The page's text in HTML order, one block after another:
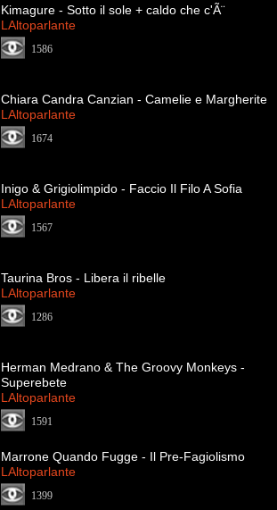
Kimagure - Sotto il sole + caldo che c'Ã¨
LAltoparlante
1586
Chiara Candra Canzian - Camelie e Margherite
LAltoparlante
1674
Inigo & Grigiolimpido - Faccio Il Filo A Sofia
LAltoparlante
1567
Taurina Bros - Libera il ribelle
LAltoparlante
1286
Herman Medrano & The Groovy Monkeys -
Superebete
LAltoparlante
1591
Marrone Quando Fugge - Il Pre-Fagiolismo
LAltoparlante
1399